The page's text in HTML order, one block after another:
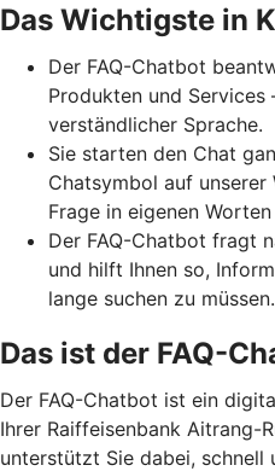
Das Wichtigste in
Der FAQ-Chatbot
Produkten und Services
verständlicher Sprache.
Sie starten den Chat
Chatsymbol auf unserer
Frage in eigenen Worten
Der FAQ-Chatbot fragt
und hilft Ihnen so,
lange suchen zu müssen.
Das ist der FAQ-
Der FAQ-Chatbot ist ein
Ihrer Raiffeisenbank Aitrang-
unterstützt Sie dabei, schnell